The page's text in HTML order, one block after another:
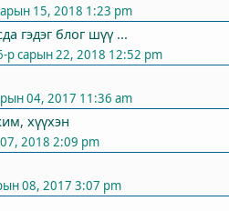
15, 2018 1:23 pm
гэдэг блог шүү ...
р сарын 22, 2018 12:52 pm
04, 2017 11:36 am
хүүхэн
2018 2:09 pm
08, 2017 3:07 pm